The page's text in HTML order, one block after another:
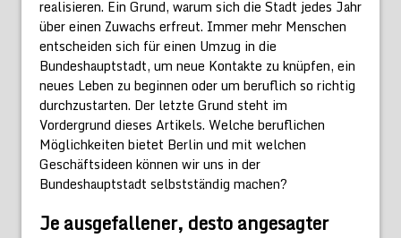
realisieren. Ein Grund, warum sich die Stadt jedes Jahr
über einen Zuwachs erfreut. Immer mehr Menschen
entscheiden sich für einen Umzug in die
Bundeshauptstadt, um neue Kontakte zu knüpfen, ein
neues Leben zu beginnen oder um beruflich so richtig
durchzustarten. Der letzte Grund steht im
Vordergrund dieses Artikels. Welche beruflichen
Möglichkeiten bietet Berlin und mit welchen
Geschäftsideen können wir uns in der
Bundeshauptstadt selbstständig machen?
Je ausgefallener, desto angesagter